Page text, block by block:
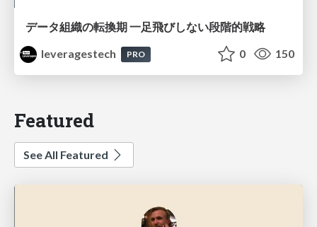
データ組織の転換期 一足飛びしない段階的戦略
leveragestech
PRO 0 150
Featured
See All Featured